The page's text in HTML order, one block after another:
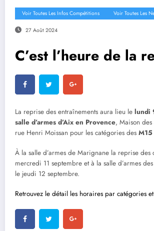
Voir Toutes Les Infos Compétitions Voir Toutes Les
27 Août 2024
C’est l’heure de la
La reprise des entraînements aura lieu le lundi
salle d’armes d’Aix en Provence, Maison
rue Henri Moissan pour les catégories des
À la salle d’armes de Marignane la reprise des
mercredi 11 septembre et à la salle d’armes
le jeudi 12 septembre.
Retrouvez le détail les horaires par catégories